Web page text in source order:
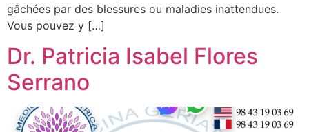
gâchées par des blessures ou maladies inattendues.
Vous pouvez y […]
Dr. Patricia Isabel Flores
Serrano